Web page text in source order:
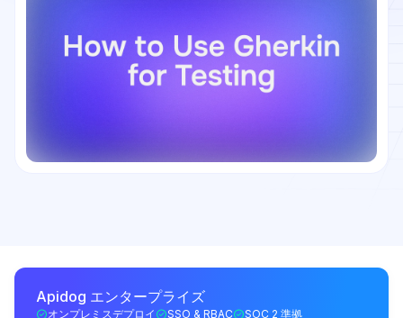
Apidog エンタープライズ
オンプレミスデプロイ SSO & RBAC SOC 2 準拠